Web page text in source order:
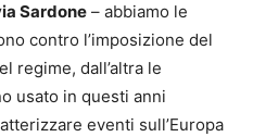
Sardone – abbiamo le
contro l’imposizione del
regime, dall’altra le
usato in questi anni
eventi sull’Europa